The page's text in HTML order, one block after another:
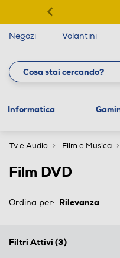
Negozi Volantini
Informatica
Tv e Audio Film e Musica
Film DVD
Ordina per:
Filtri Attivi (3)